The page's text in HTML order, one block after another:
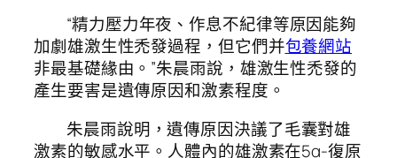
“精力壓力年夜、作息不紀律等原因能夠
加劇雄激生性禿發過程，但它們并包養網站
非最基礎緣由。”朱晨雨說，雄激生性禿發的
產生要害是遺傳原因和激素程度。
朱晨雨說明，遺傳原因決議了毛囊對雄
激素的敏感水平。人體內的雄激素在5α-復原